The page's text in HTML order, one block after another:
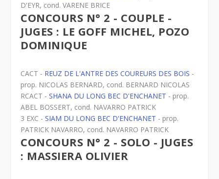
D'EYR, cond. VARENE BRICE
CONCOURS N° 2 - COUPLE -
JUGES : LE GOFF MICHEL, POZO
DOMINIQUE
CACT - REUZ DE L'ANTRE DES COUREURS DES BOIS -
prop. NICOLAS BERNARD, cond. BERNARD NICOLAS
RCACT -SHANA DU LONG BEC D'ENCHANET - prop.
ABEL BOSSERT, cond. NAVARRO PATRICK
3 EXC -SIAM DU LONG BEC D'ENCHANET - prop.
PATRICK NAVARRO, cond. NAVARRO PATRICK
CONCOURS N° 2 - SOLO - JUGES
: MASSIERA OLIVIER